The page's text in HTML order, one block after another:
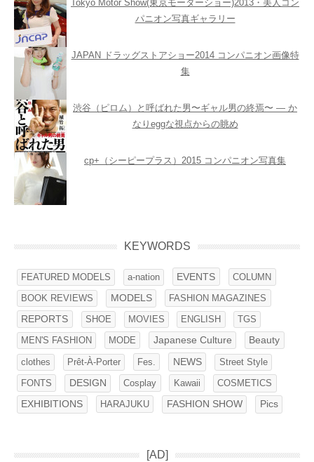
Tokyo Motor Show(東京モーターショー)2013・美人コン
パニオン写真ギャラリー
JAPAN ドラッグストアショー2014 コンパニオン画像特
集
渋谷（ピロム）と呼ばれた男〜ギャル男の終焉〜 ― か
なりeggな視点からの眺め
cp+（シーピープラス）2015 コンパニオン写真集
KEYWORDS
FEATURED MODELS a-nation EVENTS COLUMN
BOOK REVIEWS MODELS
FASHION MAGAZINES
REPORTS
SHOE MOVIES ENGLISH TGS
MEN'S FASHION MODE Japanese Culture Beauty
clothes Prêt-À-Porter Fes. NEWS Street Style
FONTS DESIGN Cosplay Kawaii
COSMETICS
EXHIBITIONS
HARAJUKU FASHION SHOW Pics
[AD]